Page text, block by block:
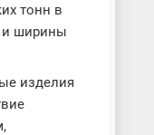
тонн в
и ширины
изделия